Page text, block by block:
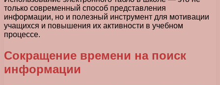
только современный способ представления
информации, но и полезный инструмент для мотивации
учащихся и повышения их активности в учебном
процессе.
Сокращение времени на поиск
информации